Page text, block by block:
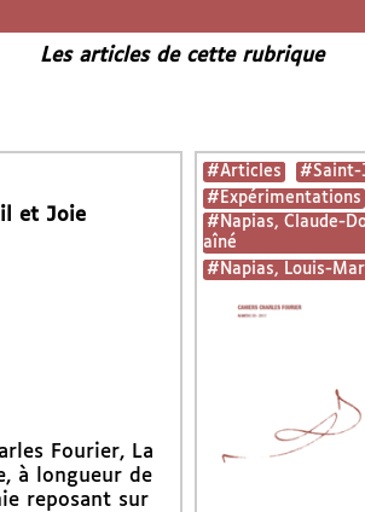
Les articles de cette rubrique
et Joie
Fourier, La
à longueur de
reposant sur
#Articles #Saint-
#Expérimentations
#Napias, Claude-
aîné
#Napias, Louis-